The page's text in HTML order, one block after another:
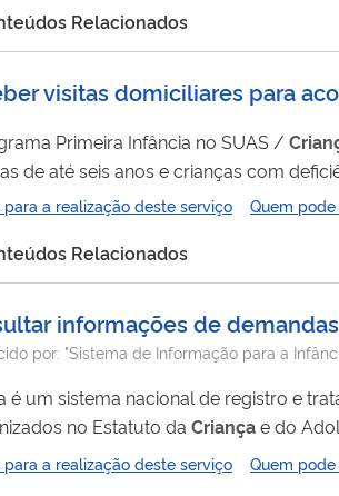
Relacionados
visitas domiciliares para
Primeira Infância no SUAS /
de até seis anos e crianças com
para o fortalecimento dos vínculos
de Usuários(as) de...
para a realização deste serviço Quem
Relacionados
informações de
por: "Sistema de Informação para a
é um sistema nacional de registro e
no Estatuto da Criançae do
e nacional e se constitui em uma base única
Tutelar, para o qual se dirigem
para a realização deste serviço Quem